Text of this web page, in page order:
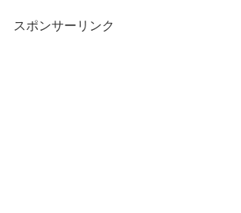
スポンサーリンク